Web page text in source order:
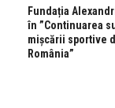
Fundația
în ”Continuarea
mișcării sportive
România”